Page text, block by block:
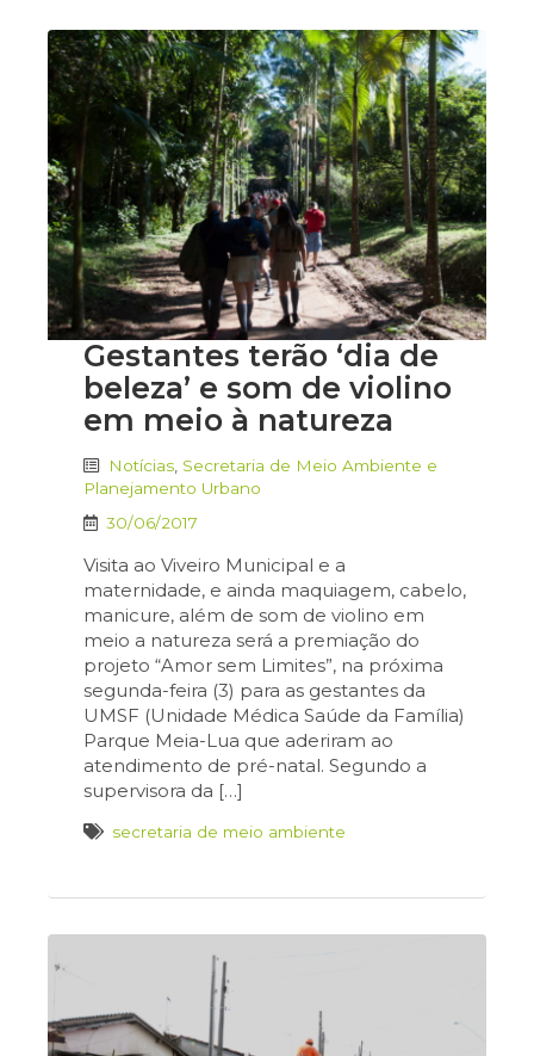
Gestantes terão ‘dia de
beleza’ e som de violino
em meio à natureza
Notícias Secretaria de Meio Ambiente e
Planejamento Urbano
30/06/2017
Visita ao Viveiro Municipal e a
maternidade, e ainda maquiagem, cabelo,
manicure, além de som de violino em
meio a natureza será a premiação do
projeto “Amor sem Limites”, na próxima
segunda-feira (3) para as gestantes da
UMSF (Unidade Médica Saúde da Família)
Parque Meia-Lua que aderiram ao
atendimento de pré-natal. Segundo a
supervisora da […]
secretaria de meio ambiente